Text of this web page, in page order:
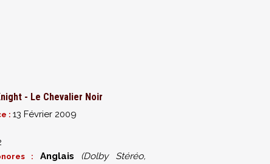
- Le Chevalier Noir
: 13 Février 2009
: Anglais
(Dolby Stéréo,